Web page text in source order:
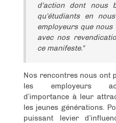
d’action dont nous
qu’étudiants en
employeurs que
avec nos
ce manifeste.”
Nos rencontres nous ont
les employeurs
d’importance à leur
les jeunes générations.
puissant levier